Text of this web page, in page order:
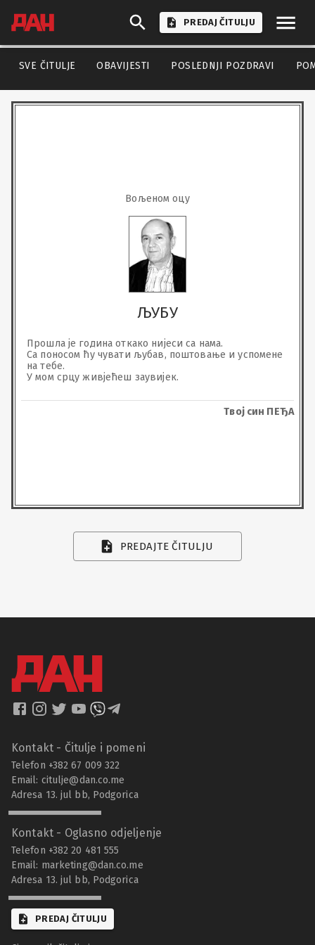
PREDAJ ČITULJU
SVE ČITULJE OBAVIJESTI POSLEDNJI POZDRAVI
Вољеном оцу
ЉУБУ
Прошла је година откако нијеси са нама.
Са поносом ћу чувати љубав, поштовање и успомене
на тебе.
У мом срцу живјећеш заувијек.
Твој син ПЕЂА
PREDAJTE ČITULJU
Kontakt - Čitulje i pomeni
Telefon +382 67 009 322
Email: citulje@dan.co.me
Adresa 13. jul bb, Podgorica
Kontakt - Oglasno odjeljenje
Telefon +382 20 481 555
Email: marketing@dan.co.me
Adresa 13. jul bb, Podgorica
PREDAJ ČITULJU